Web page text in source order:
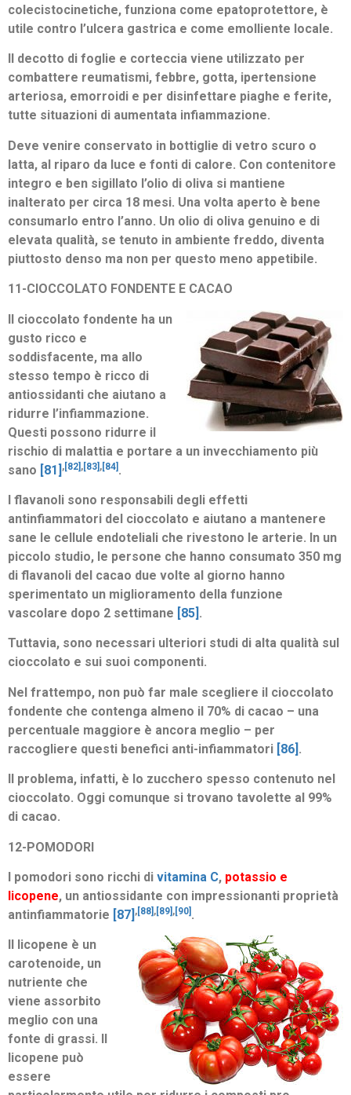
colecistocinetiche, funziona come epatoprotettore, è
utile contro l’ulcera gastrica e come emolliente locale.
Il decotto di foglie e corteccia viene utilizzato per
combattere reumatismi, febbre, gotta, ipertensione
arteriosa, emorroidi e per disinfettare piaghe e ferite,
tutte situazioni di aumentata infiammazione.
Deve venire conservato in bottiglie di vetro scuro o
latta, al riparo da luce e fonti di calore. Con contenitore
integro e ben sigillato l’olio di oliva si mantiene
inalterato per circa 18 mesi. Una volta aperto è bene
consumarlo entro l’anno. Un olio di oliva genuino e di
elevata qualità, se tenuto in ambiente freddo, diventa
piuttosto denso ma non per questo meno appetibile.
11-CIOCCOLATO FONDENTE E CACAO
Il cioccolato fondente ha un
gusto ricco e
soddisfacente, ma allo
stesso tempo è ricco di
antiossidanti che aiutano a
ridurre l’infiammazione.
Questi possono ridurre il
rischio di malattia e portare a un invecchiamento più
sano [81] ,[82] ,[83] ,[84] .
I flavanoli sono responsabili degli effetti
antinfiammatori del cioccolato e aiutano a mantenere
sane le cellule endoteliali che rivestono le arterie. In un
piccolo studio, le persone che hanno consumato 350 mg
di flavanoli del cacao due volte al giorno hanno
sperimentato un miglioramento della funzione
vascolare dopo 2 settimane [85] .
Tuttavia, sono necessari ulteriori studi di alta qualità sul
cioccolato e sui suoi componenti.
Nel frattempo, non può far male scegliere il cioccolato
fondente che contenga almeno il 70% di cacao – una
percentuale maggiore è ancora meglio – per
raccogliere questi benefici anti-infiammatori [86] .
Il problema, infatti, è lo zucchero spesso contenuto nel
cioccolato. Oggi comunque si trovano tavolette al 99%
di cacao.
12-POMODORI
I pomodori sono ricchi di vitamina C, potassio e
licopene, un antiossidante con impressionanti proprietà
antinfiammatorie [87] , [88] , [89] , [90] .
Il licopene è un
carotenoide, un
nutriente che
viene assorbito
meglio con una
fonte di grassi. Il
licopene può
essere